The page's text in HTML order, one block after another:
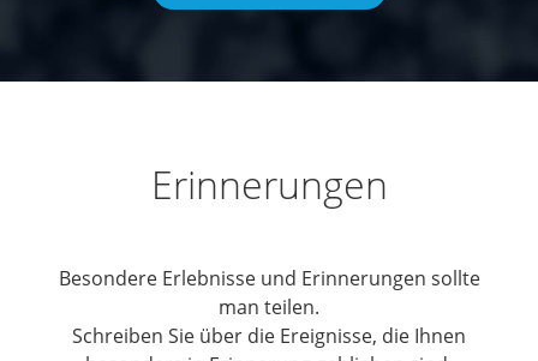
Erinnerungen
Besondere Erlebnisse und Erinnerungen sollte
man teilen.
Schreiben Sie über die Ereignisse, die Ihnen